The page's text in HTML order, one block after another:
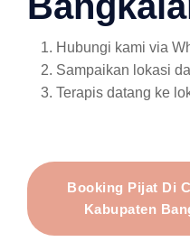
Hubungi kami via
Sampaikan lokasi
Terapis datang ke
Booking Pijat Di
Kabupaten